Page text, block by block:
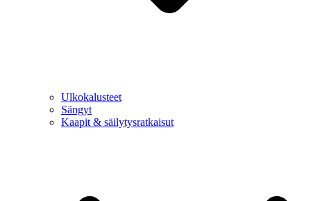
Ulkokalusteet
Sängyt
Kaapit & säilytysratkaisut